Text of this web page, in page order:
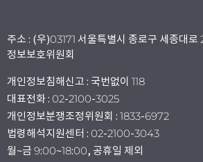
주소 : (우)03171 서울특별시 종로구 세종대
정보보호위원회
개인정보침해신고 : 국번없이 118
대표전화 : 02-2100-3025
개인정보분쟁조정위원회 : 1833-6972
법령해석지원센터 : 02-2100-3043
월~금 9:00~18:00, 공휴일 제외